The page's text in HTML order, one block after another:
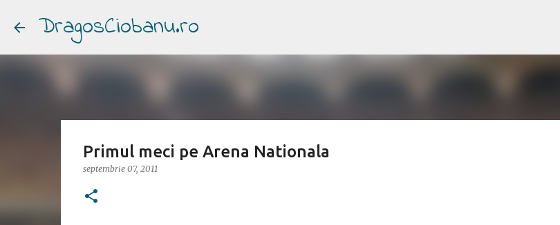
DragosCiobanu.ro
Primul meci pe Arena Nationala
septembrie 07, 2011